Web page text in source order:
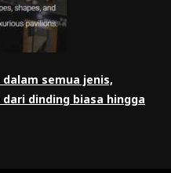
semua jenis,
dinding biasa hingga